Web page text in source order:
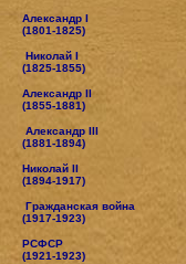
Александр I
(1801-1825)
Николай I
(1825-1855)
Александр II
(1855-1881)
Александр III
(1881-1894)
Николай II
(1894-1917)
Гражданская война
(1917-1923)
РСФСР
(1921-1923)